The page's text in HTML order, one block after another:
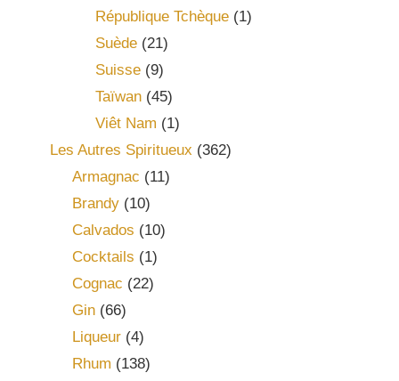
République Tchèque(1)
Suède(21)
Suisse(9)
Taïwan(45)
Viêt Nam (1)
Les Autres Spiritueux (362)
Armagnac (11)
Brandy (10)
Calvados (10)
Cocktails (1)
Cognac (22)
Gin (66)
Liqueur (4)
Rhum (138)